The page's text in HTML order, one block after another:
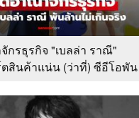
กรธุรกิจ "เบลล่า ราณี"
สินค้าแน่น (ว่าที่) ซีอีโอพัน